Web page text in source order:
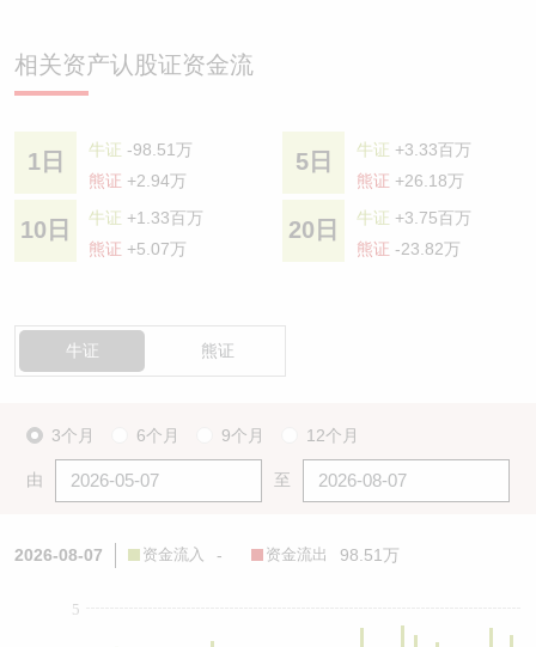
相关资产认股证资金流
1日 牛证 -98.51万
熊证 +2.94万
5日 牛证 +3.33百万
熊证 +26.18万
10日 牛证 +1.33百万
熊证 +5.07万
20日 牛证 +3.75百万
熊证 -23.82万
牛证 熊证
3个月 6个月 9个月 12个月
由 至
2026-08-07 资金流入 - 资金流出 98.51万
5